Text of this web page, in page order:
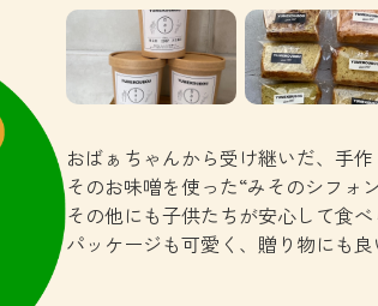
おばぁちゃんから受け継いだ、手作
そのお味噌を使った“みそのシフォ
その他にも子供たちが安心して食
パッケージも可愛く、贈り物にも